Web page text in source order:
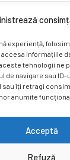
experiență,
informațiile
tehnologii ne
de navigare sau
îți retragi
anumite
Acceptă
Refuză
sociale.